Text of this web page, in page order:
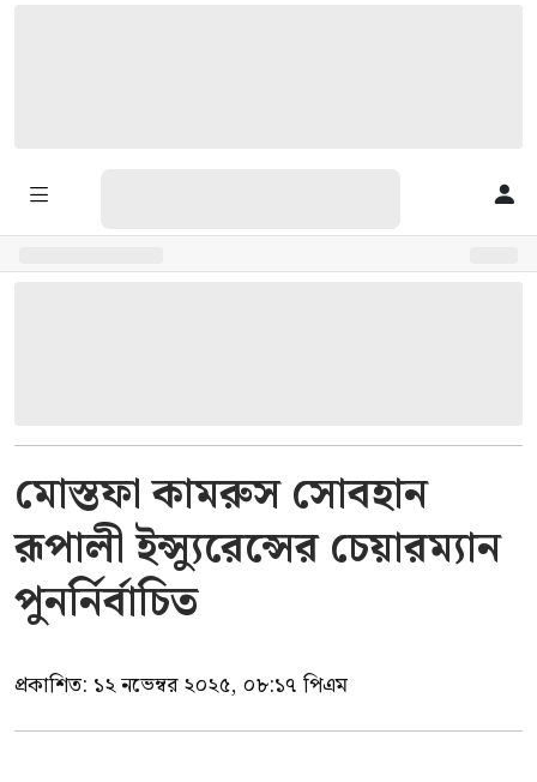
মোস্তফা কামরুস সোবহান
রূপালী ইন্স্যুরেন্সের চেয়ারম্যান
পুনর্নির্বাচিত
প্রকাশিত: ১২ নভেম্বর ২০২৫, ০৮:১৭ পিএম